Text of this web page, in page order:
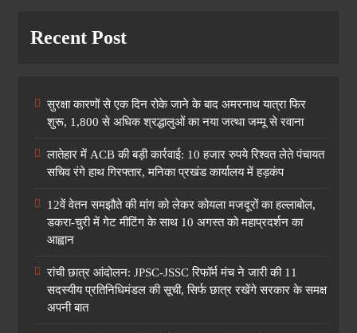
Recent Post
सुरक्षा कारणों से एक दिन रोके जाने के बाद अमरनाथ यात्रा फिर
शुरू, 1,800 से अधिक श्रद्धालुओं का नया जत्था जम्मू से रवाना
लातेहार में ACB की बड़ी कार्रवाई: 10 हजार रुपये रिश्वत लेते पंचायत
सचिव रंगे हाथ गिरफ्तार, मनिका प्रखंड कार्यालय में हड़कंप
12वें वेतन समझौते की मांग को लेकर कोयला मजदूरों का हल्लाबोल,
डकरा-चुरी में गेट मीटिंग के साथ 10 अगस्त को महाप्रदर्शन का
आह्वान
रांची छात्र आंदोलन: JPSC-JSSC रिफॉर्म मंच ने जारी की 11
सदस्यीय प्रतिनिधिमंडल की सूची, सिर्फ छात्र रखेंगे सरकार के समक्ष
अपनी बात